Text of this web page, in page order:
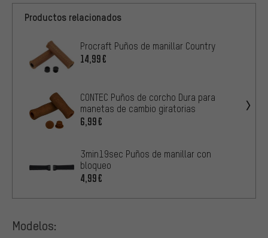
Productos relacionados
Procraft Puños de manillar Country
14,99€
CONTEC Puños de corcho Dura para
manetas de cambio giratorias
6,99€
3min19sec Puños de manillar con
bloqueo
4,99€
Modelos: